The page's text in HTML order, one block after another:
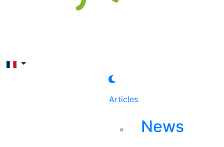
Articles
News